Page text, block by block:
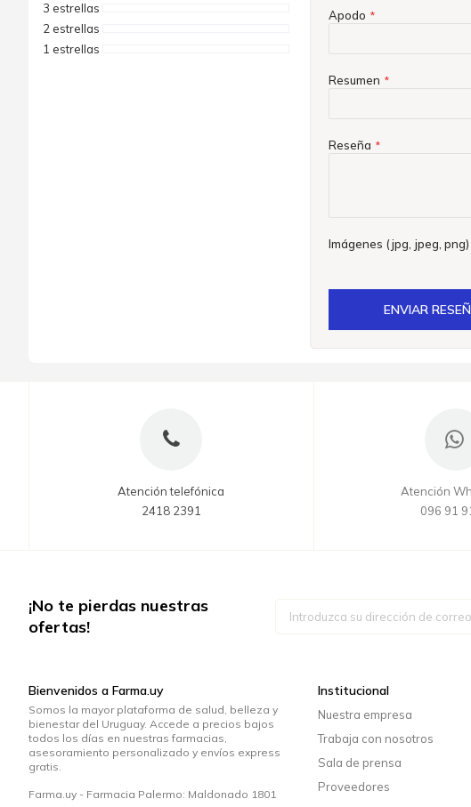
3 estrellas
2 estrellas
1 estrellas
Apodo
Resumen
Reseña
Imágenes (jpg, jpeg, png)
ENVIAR
Atención telefónica
2418 2391
Atención
096 91
¡No te pierdas nuestras
ofertas!
Bienvenidos a Farma.uy
Somos la mayor plataforma de salud, belleza y
bienestar del Uruguay. Accede a precios bajos
todos los días en nuestras farmacias,
asesoramiento personalizado y envíos express
gratis.
Farma.uy - Farmacia Palermo: Maldonado 1801
Institucional
Nuestra empresa
Trabaja con nosotros
Sala de prensa
Proveedores